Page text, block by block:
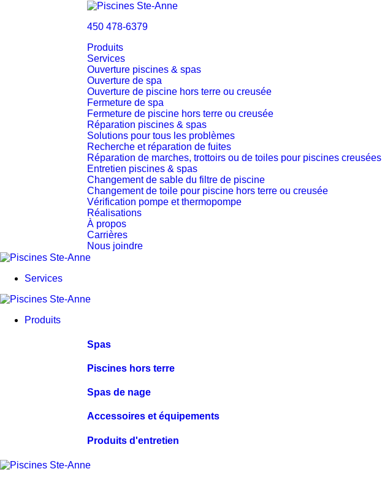
450 478-6379
Produits
Services
Ouverture piscines & spas
Ouverture de spa
Ouverture de piscine hors terre ou creusée
Fermeture de spa
Fermeture de piscine hors terre ou creusée
Réparation piscines & spas
Solutions pour tous les problèmes
Recherche et réparation de fuites
Réparation de marches, trottoirs ou de toiles pour piscines creusées
Entretien piscines & spas
Changement de sable du filtre de piscine
Changement de toile pour piscine hors terre ou creusée
Vérification pompe et thermopompe
Réalisations
À propos
Carrières
Nous joindre
Services
Produits
Spas
Piscines hors terre
Spas de nage
Accessoires et équipements
Produits d'entretien